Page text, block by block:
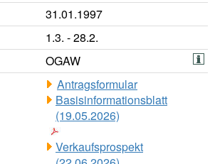
31.01.1997
1.3. - 28.2.
OGAW
Antragsformular
Basisinformationsblatt
(19.05.2026)
Verkaufsprospekt